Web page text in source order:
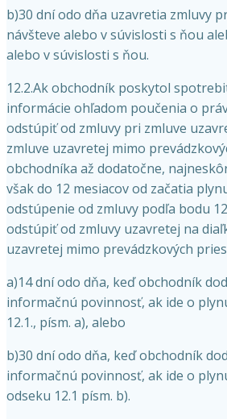
b)30 dní odo dňa uzavretia zmluvy
návšteve alebo v súvislosti s ňou
alebo v súvislosti s ňou.
12.2.Ak obchodník poskytol
informácie ohľadom poučenia o
odstúpiť od zmluvy pri zmluve
zmluve uzavretej mimo
obchodníka až dodatočne,
však do 12 mesiacov od začatia
odstúpenie od zmluvy podľa bodu
odstúpiť od zmluvy uzavretej na
uzavretej mimo prevádzkových
a)14 dní odo dňa, keď obchodník
informačnú povinnosť, ak ide o
12.1., písm. a), alebo
b)30 dní odo dňa, keď obchodník
informačnú povinnosť, ak ide o
odseku 12.1 písm. b).